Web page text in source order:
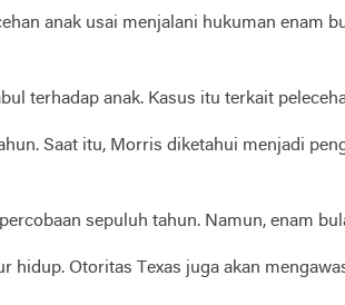
anak usai menjalani hukuman enam
terhadap anak. Kasus itu terkait
Saat itu, Morris diketahui menjadi
sepuluh tahun. Namun, enam
Otoritas Texas juga akan